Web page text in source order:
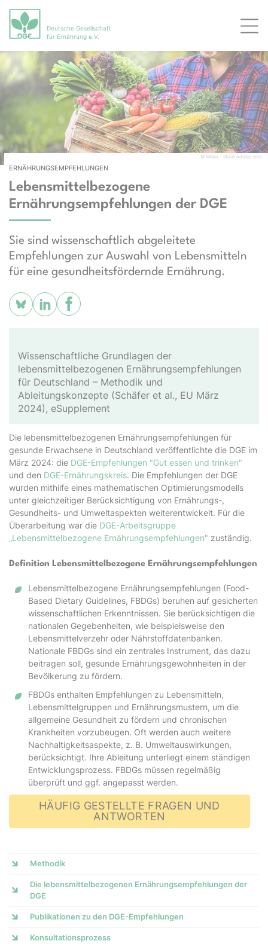
Deutsche Gesellschaft
für Ernährung e.V.
© Milan - stock.adobe.com
ERNÄHRUNGSEMPFEHLUNGEN
Lebensmittelbezogene
Ernährungsempfehlungen der DGE
Sie sind wissenschaftlich abgeleitete
Empfehlungen zur Auswahl von Lebensmitteln
für eine gesundheitsfördernde Ernährung.
Wissenschaftliche Grundlagen der
lebensmittelbezogenen Ernährungsempfehlungen
für Deutschland – Methodik und
Ableitungskonzepte (Schäfer et al., EU März
2024), eSupplement
Die lebensmittelbezogenen Ernährungsempfehlungen für
gesunde Erwachsene in Deutschland veröffentlichte die DGE im
März 2024: die DGE-Empfehlungen "Gut essen und trinken"
und den DGE-Ernährungskreis. Die Empfehlungen der DGE
wurden mithilfe eines mathematischen Optimierungsmodells
unter gleichzeitiger Berücksichtigung von Ernährungs-,
Gesundheits- und Umweltaspekten weiterentwickelt. Für die
Überarbeitung war die DGE-Arbeitsgruppe
„Lebensmittelbezogene Ernährungsempfehlungen" zuständig.
Definition Lebensmittelbezogene Ernährungsempfehlungen
Lebensmittelbezogene Ernährungsempfehlungen (Food-
Based Dietary Guidelines, FBDGs) beruhen auf gesicherten
wissenschaftlichen Erkenntnissen. Sie berücksichtigen die
nationalen Gegebenheiten, wie beispielsweise den
Lebensmittelverzehr oder Nährstoffdatenbanken.
Nationale FBDGs sind ein zentrales Instrument, das dazu
beitragen soll, gesunde Ernährungsgewohnheiten in der
Bevölkerung zu fördern.
FBDGs enthalten Empfehlungen zu Lebensmitteln,
Lebensmittelgruppen und Ernährungsmustern, um die
allgemeine Gesundheit zu fördern und chronischen
Krankheiten vorzubeugen. Oft werden auch weitere
Nachhaltigkeitsaspekte, z. B. Umweltauswirkungen,
berücksichtigt. Ihre Ableitung unterliegt einem ständigen
Entwicklungsprozess. FBDGs müssen regelmäßig
überprüft und ggf. angepasst werden.
HÄUFIG GESTELLTE FRAGEN UND
ANTWORTEN
Methodik
Die lebensmittelbezogenen Ernährungsempfehlungen der
DGE
Publikationen zu den DGE-Empfehlungen
Konsultationsprozess